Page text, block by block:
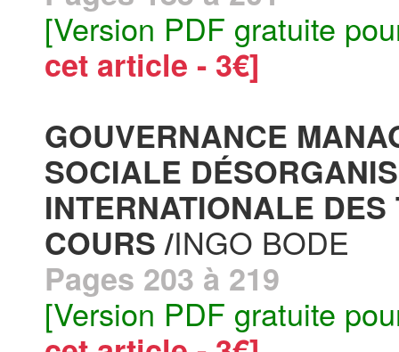
[Version PDF gratuite
cet article - 3€]
GOUVERNANCE
SOCIALE
INTERNATIONALE
COURS /INGO BODE
Pages 203 à 219
[Version PDF gratuite